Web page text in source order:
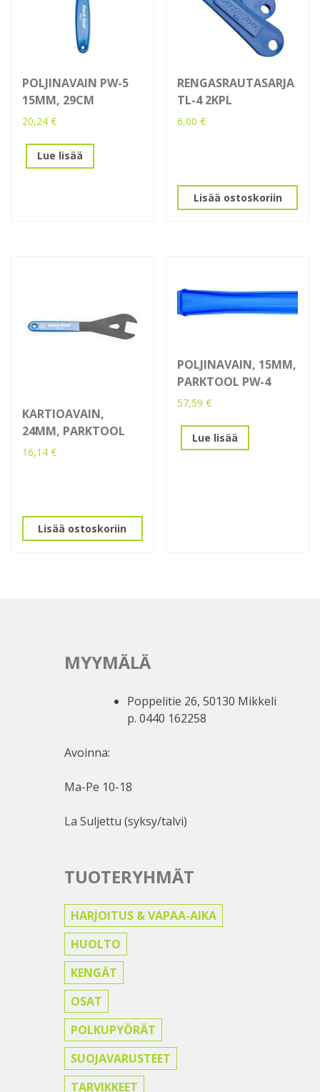
POLJINAVAIN PW-5
15MM, 29CM
20,24 €
Lue lisää
RENGASRAUTASARJA
TL-4 2KPL
6,00€
Lisää ostoskoriin
KARTIOAVAIN,
24MM, PARKTOOL
16,14 €
Lisää ostoskoriin
POLJINAVAIN, 15MM,
PARKTOOL PW-4
57,59€
Lue lisää
MYYMÄLÄ
Poppelitie 26, 50130 Mikkeli
p. 0440 162258
Avoinna:
Ma-Pe 10-18
La Suljettu (syksy/talvi)
TUOTERYHMÄT
HARJOITUS & VAPAA-AIKA
HUOLTO
KENGÄT
OSAT
POLKUPYÖRÄT
SUOJAVARUSTEET
TARVIKKEET